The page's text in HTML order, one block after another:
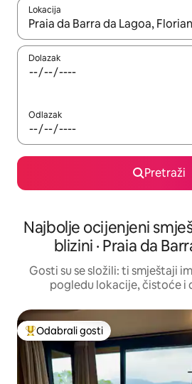
Lokacija
Kada budu dostupni rezultati,
Dolazak
Odlazak
Pretraži
Najbolje ocijenjeni
blizini · Praia da
Gosti su se složili: ti smještaji
pogledu lokacije, čistoće i
Među najviše rangiranima s
Odabrali gosti